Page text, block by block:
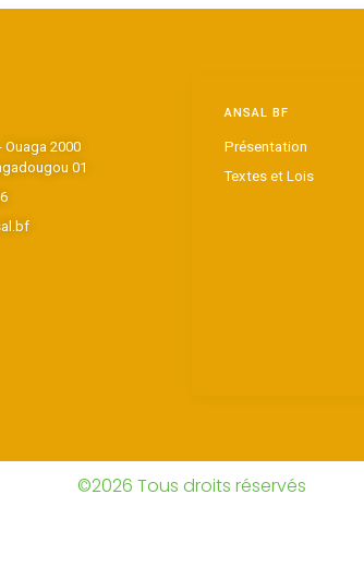
2000
01
ANSAL BF
Présentation
Textes et Lois
©2026 Tous droits réservés